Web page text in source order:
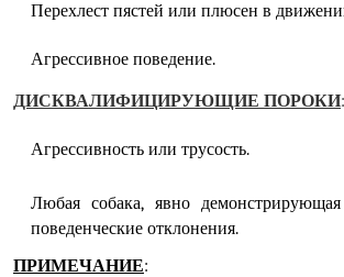
Перехлест пястей или плюсен в
Агрессивное поведение.
ДИСКВАЛИФИЦИРУЮЩИЕ ПОРОКИ:
Агрессивность или трусость.
Любая собака, явно
поведенческие отклонения.
ПРИМЕЧАНИЕ: